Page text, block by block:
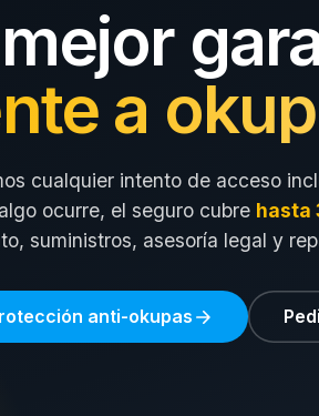
a
cualquier intento de acceso
ocurre, el seguro cubre hasta
suministros, asesoría legal y
anti-okupas